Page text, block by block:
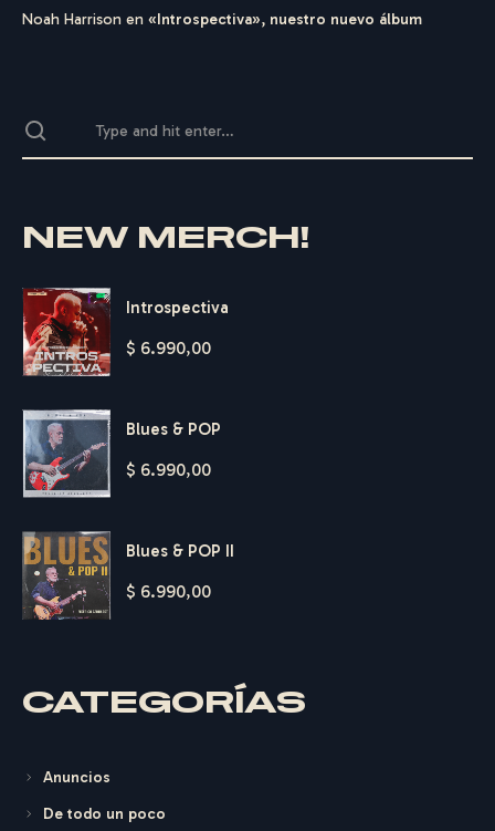
FEDE
GER
Noah Harrison en «Introspectiva», nuestro nuevo álbum
NEW MERCH!
Introspectiva
$ 6.990,00
Blues & POP
$ 6.990,00
Blues & POP II
$ 6.990,00
CATEGORÍAS
Anuncios
De todo un poco